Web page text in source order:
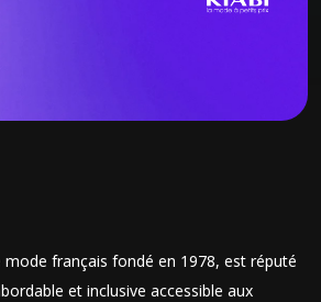
français fondé en 1978, est réputé
et inclusive accessible aux